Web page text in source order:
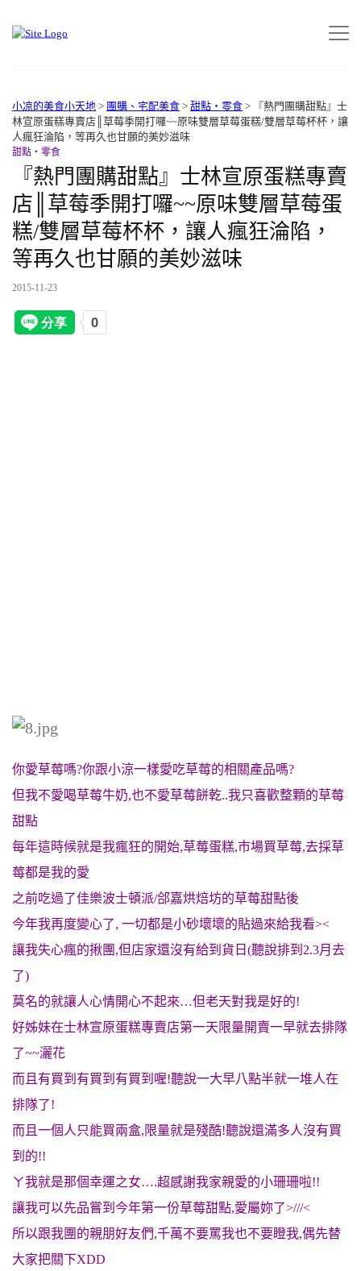
小凉的美食小天地 > 團購、宅配美食 > 甜點‧零食 >
『熱門團購甜點』士
林宣原蛋糕專賣店║草莓季開打囉~~原味雙層草莓蛋糕/雙層草莓杯杯，讓
人瘋狂淪陷，等再久也甘願的美妙滋味
甜點‧零食
『熱門團購甜點』士林宣原蛋糕專賣
店║草莓季開打囉~~原味雙層草莓蛋
糕/雙層草莓杯杯，讓人瘋狂淪陷，
等再久也甘願的美妙滋味
2015-11-23
你愛草莓嗎?你跟小涼一樣愛吃草莓的相關產品嗎?
但我不愛喝草莓牛奶,也不愛草莓餅乾..我只喜歡整顆的草莓
甜點
每年這時候就是我瘋狂的開始,草莓蛋糕,市場買草莓,去採草
莓都是我的愛
之前吃過了佳樂波士頓派/郃嘉烘焙坊的草莓甜點後
今年我再度變心了, 一切都是小砂壞壞的貼過來給我看><
讓我失心瘋的揪團,但店家還沒有給到貨日(聽說排到2.3月去
了)
莫名的就讓人心情開心不起來…但老天對我是好的!
好姊妹在士林宣原蛋糕專賣店第一天限量開賣一早就去排隊
了~~灑花
而且有買到有買到有買到喔!聽說一大早八點半就一堆人在
排隊了!
而且一個人只能買兩盒,限量就是殘酷!聽說還滿多人沒有買
到的!!
ㄚ我就是那個幸運之女….超感謝我家親愛的小珊珊啦!!
讓我可以先品嘗到今年第一份草莓甜點,愛屬妳了>///<
所以跟我團的親朋好友們,千萬不要罵我也不要瞪我,偶先替
大家把關下XDD